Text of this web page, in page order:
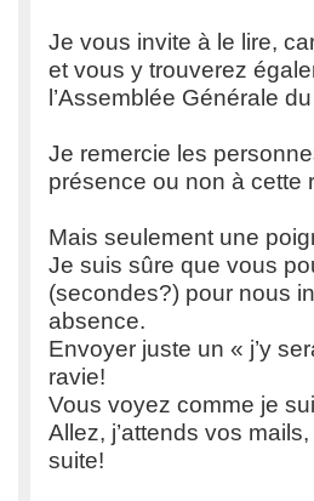
Je vous invite à le lire,
et vous y trouverez
l’Assemblée Générale
Je remercie les
présence ou non à cette
Mais seulement une
Je suis sûre que vous
(secondes?) pour nous
absence.
Envoyer juste un « j’y
ravie!
Vous voyez comme je
Allez, j’attends vos
suite!